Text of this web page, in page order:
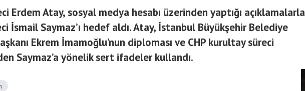
Erdem Atay, sosyal medya hesabı üzerinden yaptığı açıklamalarla
İsmail Saymaz’ı hedef aldı. Atay, İstanbul Büyükşehir Belediye
Ekrem İmamoğlu’nun diploması ve CHP kurultay süreci
Saymaz’a yönelik sert ifadeler kullandı.